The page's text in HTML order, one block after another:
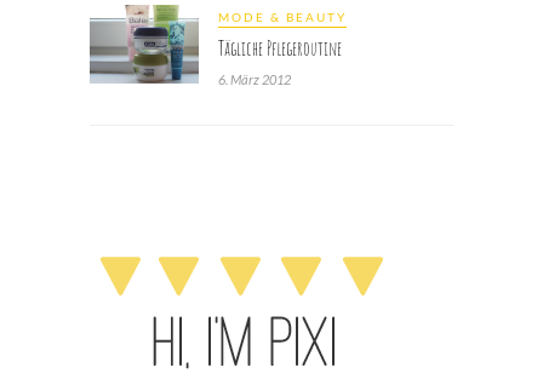
MODE & BEAUTY
Tägliche Pflegeroutine
6. März 2012